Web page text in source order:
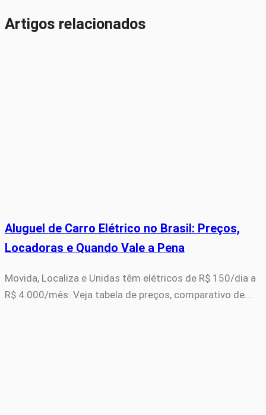
Artigos relacionados
Aluguel de Carro Elétrico no Brasil: Preços,
Locadoras e Quando Vale a Pena
Movida, Localiza e Unidas têm elétricos de R$ 150/dia a
R$ 4.000/mês. Veja tabela de preços, comparativo de…